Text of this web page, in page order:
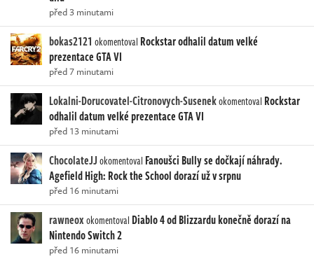
před 3 minutami
bokas2121 okomentoval Rockstar odhalil datum velké
prezentace GTA VI
před 7 minutami
Lokalni-Dorucovatel-Citronovych-Susenekokomentoval Rockstar
odhalil datum velké prezentace GTA VI
před 13 minutami
ChocolateJJokomentoval Fanoušci Bully se dočkají náhrady.
Agefield High: Rock the School dorazí už v srpnu
před 16 minutami
rawneoxokomentoval Diablo 4 od Blizzardu konečně dorazí na
Nintendo Switch 2
před 16 minutami